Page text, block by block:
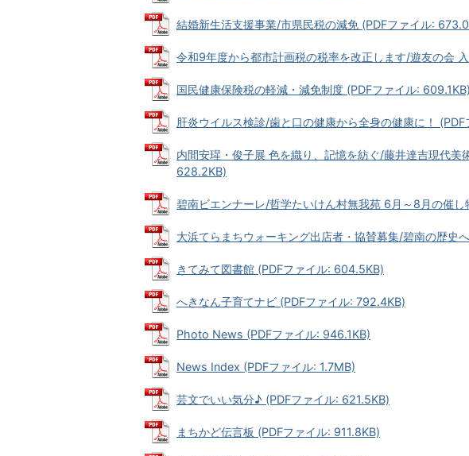
結婚新生活支援事業/市県民税の減免 (PDFファイル:
令和9年度から都市計画税の税率を改正します/遊友の会
国民健康保険税の軽減・減免制度 (PDFファイル: 609.1KB)
肝炎ウイルス検診/歯と口の健康から全身の健康に！
内間安瑆・俊子展 色を織り、記憶を紡ぐ/藤井達吉現代
628.2KB)
碧南ビエンナーレ/哲学たいけん村無我苑 6月～8月の催
大浜てらまちウォーキング出店者・協賛募集/碧南の歴史
きてみて図書館 (PDFファイル: 604.5KB)
へきなん子育てナビ (PDFファイル: 792.4KB)
Photo News (PDFファイル: 946.1KB)
News Index (PDFファイル: 1.7MB)
芸文でいい気分♪ (PDFファイル: 621.5KB)
まちかど伝言板 (PDFファイル: 911.8KB)